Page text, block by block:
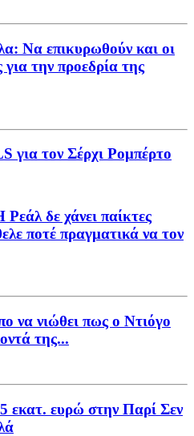
Να επικυρωθούν και οι
την προεδρία της
για τον Σέρχι Ρομπέρτο
δε χάνει παίκτες
ποτέ πραγματικά να τον
να νιώθει πως ο Ντιόγο
της...
εκατ. ευρώ στην Παρί Σεν